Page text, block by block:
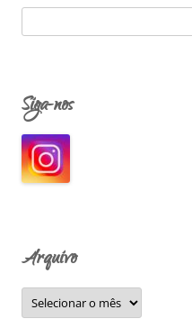
e
u
s
a
r
Siga-nos
Arquivo
A
q